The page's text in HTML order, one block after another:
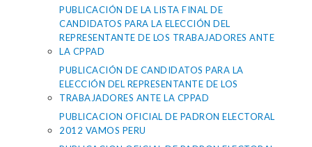
PUBLICACIÓN DE LA LISTA FINAL DE
CANDIDATOS PARA LA ELECCIÓN DEL
REPRESENTANTE DE LOS TRABAJADORES ANTE
LA CPPAD
PUBLICACIÓN DE CANDIDATOS PARA LA
ELECCIÓN DEL REPRESENTANTE DE LOS
TRABAJADORES ANTE LA CPPAD
PUBLICACION OFICIAL DE PADRON ELECTORAL
2012 VAMOS PERU